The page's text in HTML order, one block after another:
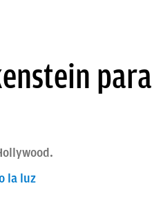
para
la luz